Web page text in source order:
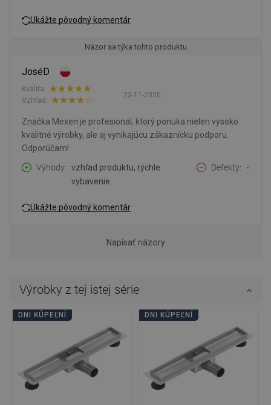
Ukážte pôvodný komentár
Názor sa týka tohto produktu
JoséD
23-11-2020
Kvalita:
Vzhľad:
Značka Mexen je profesionál, ktorý ponúka nielen vysoko
kvalitné výrobky, ale aj vynikajúcu zákaznícku podporu.
Odporúčam!
Výhody
vzhľad produktu, rýchle
vybavenie
Defekty -
Ukážte pôvodný komentár
Napísať názory
Výrobky z tej istej série
DNI KÚPEĽNÍ DNI KÚPEĽNÍ